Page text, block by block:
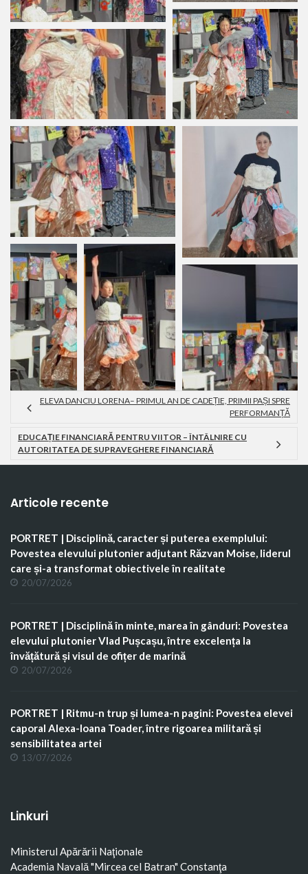
ELEVA DANCIU LORENA– PRIMUL AN DE CADEȚIE, PRIMII PAȘI SPRE
PERFORMANȚĂ
EDUCAȚIE FINANCIARĂ PENTRU VIITOR – ÎNTÂLNIRE CU
AUTORITATEA DE SUPRAVEGHERE FINANCIARĂ
Articole recente
PORTRET | Disciplină, caracter și puterea exemplului:
Povestea elevului plutonier adjutant Răzvan Moise, liderul
care și-a transformat obiectivele în realitate
20/07/2026
PORTRET | Disciplină în minte, marea în gânduri: Povestea
elevului plutonier Vlad Pușcașu, între excelența la
învățătură și visul de ofițer de marină
20/07/2026
PORTRET | Ritmu-n trup și lumea-n pagini: Povestea elevei
caporal Alexa-Ioana Toader, între rigoarea militară și
sensibilitatea artei
13/07/2026
Linkuri
Ministerul Apărării Naţionale
Academia Navală "Mircea cel Batran" Constanţa